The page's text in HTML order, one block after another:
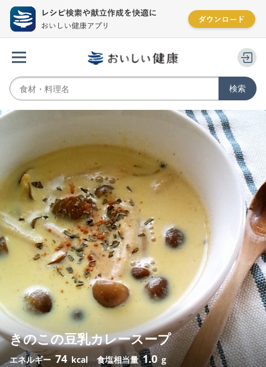
きのこの豆乳カレースープ
エネルギー 74 kcal 食塩相当量1.0 g